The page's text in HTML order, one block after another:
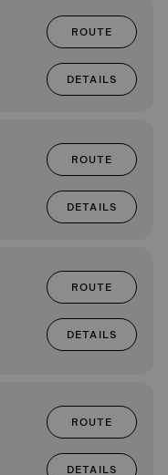
ROUTE
DETAILS
ROUTE
DETAILS
ROUTE
DETAILS
ROUTE
DETAILS